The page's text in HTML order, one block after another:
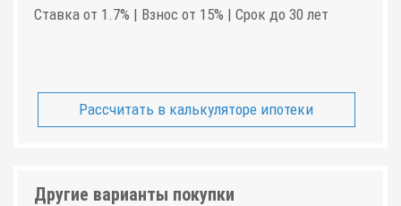
Ставка от 1.7% | Взнос от 15% | Срок до 30 лет
Рассчитать в калькуляторе ипотеки
Другие варианты покупки